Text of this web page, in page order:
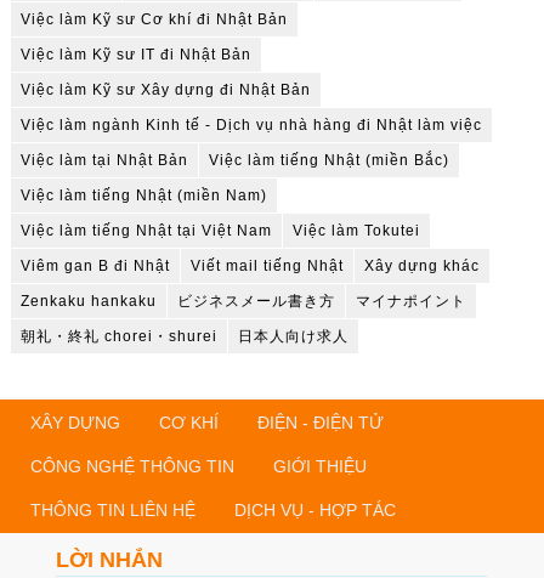
Việc làm Kỹ sư Cơ khí đi Nhật Bản
Việc làm Kỹ sư IT đi Nhật Bản
Việc làm Kỹ sư Xây dựng đi Nhật Bản
Việc làm ngành Kinh tế - Dịch vụ nhà hàng đi Nhật làm việc
Việc làm tại Nhật Bản Việc làm tiếng Nhật (miền Bắc)
Việc làm tiếng Nhật (miền Nam)
Việc làm tiếng Nhật tại Việt Nam Việc làm Tokutei
Viêm gan B đi Nhật Viết mail tiếng Nhật Xây dựng khác
Zenkaku hankaku ビジネスメール書き方 マイナポイント
朝礼・終礼 chorei・shurei 日本人向け求人
XÂY DỰNG CƠ KHÍ ĐIỆN - ĐIỆN TỬ
CÔNG NGHỆ THÔNG TIN GIỚI THIỆU
THÔNG TIN LIÊN HỆ DỊCH VỤ - HỢP TÁC
LỜI NHẮN